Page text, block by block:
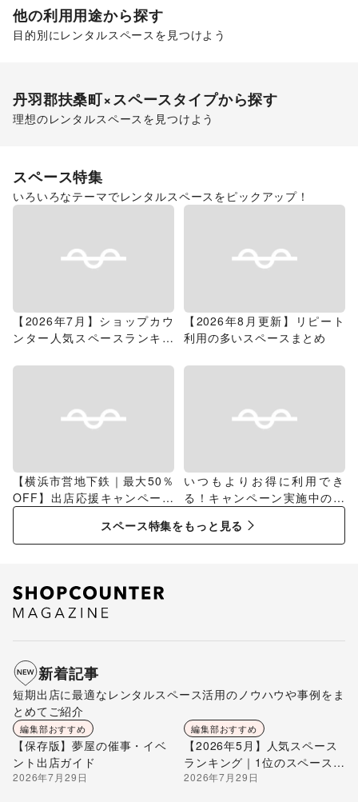
他の利用用途から探す
目的別にレンタルスペースを見つけよう
丹羽郡扶桑町×スペースタイプから探す
理想のレンタルスペースを見つけよう
スペース特集
いろいろなテーマでレンタルスペースをピックアップ！
【2026年7月】ショップカウ
ンター人気スペースランキン
【2026年8月更新】リピート
利用の多いスペースまとめ
【横浜市営地下鉄｜最大50％
OFF】出店応援キャンペーン
特集
いつもよりお得に利用でき
る！キャンペーン実施中のス
スペース特集をもっと見る
新着記事
短期出店に最適なレンタルスペース活用のノウハウや事例をま
とめてご紹介
編集部おすすめ
【保存版】夢屋の催事・イベ
ント出店ガイド
2026年7月29日
編集部おすすめ
【2026年5月】人気スペース
ランキング｜1位のスペースを
編集部が解説
2026年7月29日